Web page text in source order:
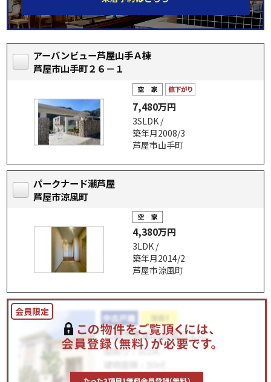
アーバンビュー芦屋山手Ａ棟
芦屋市山手町２６－１
7,480万円
3SLDK /
築年月2008/3
芦屋市山手町
パークナード潮芦屋
芦屋市涼風町
4,380万円
3LDK /
築年月2014/2
芦屋市涼風町